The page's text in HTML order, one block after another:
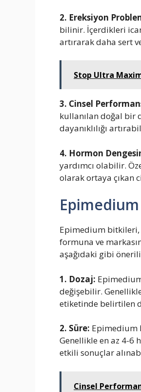
2. Ereksiyon
bilinir. İçerdikleri
artırarak daha sert
Stop Ultra
3. Cinsel
kullanılan doğal bir
dayanıklılığı
4. Hormon
yardımcı olabilir.
olarak ortaya çıkan
Epimedium
Epimedium bitkileri,
formuna ve
aşağıdaki gibi
1. Dozaj:
değişebilir.
etiketinde belirtilen
2. Süre: Epimedium
Genellikle en az 4-6
etkili sonuçlar
Cinsel